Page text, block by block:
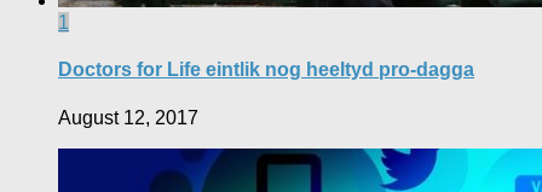
1
Doctors for Life eintlik nog heeltyd pro-dagga
August 12, 2017